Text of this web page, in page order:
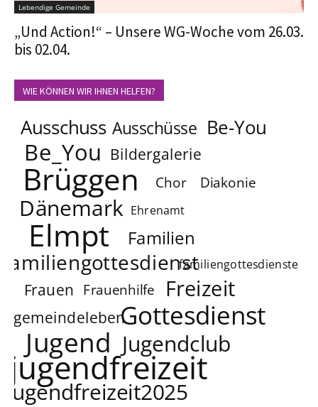
Lebendige Gemeinde
„Und Action!“ – Unsere WG-Woche vom 26.03.
bis 02.04.
WIE KÖNNEN WIR IHNEN HELFEN?
Ausschuss Ausschüsse Be-You
Be_You Bildergalerie
Brüggen Chor Diakonie
Dänemark Ehrenamt
Elmpt Familien
familiengottesdienstfamiliengottesdienste
Frauen Frauenhilfe Freizeit
gemeindelebenGottesdienst
Jugend Jugendclub
jugendfreizeit
jugendfreizeit2025